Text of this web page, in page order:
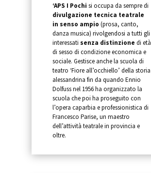
‘APS I Pochi si occupa da sempre di
divulgazione tecnica teatrale
in senso ampio (prosa, canto,
danza musica) rivolgendosi a tutti gli
interessati senza distinzione di età
di sesso di condizione economica e
sociale. Gestisce anche la scuola di
teatro ‘Fiore all’occhiello’ della storia
alessandrina fin da quando Ennio
Dolfuss nel 1956 ha organizzato la
scuola che poi ha proseguito con
l’opera caparbia e professionistica di
Francesco Parise, un maestro
dell’attività teatrale in provincia e
oltre.